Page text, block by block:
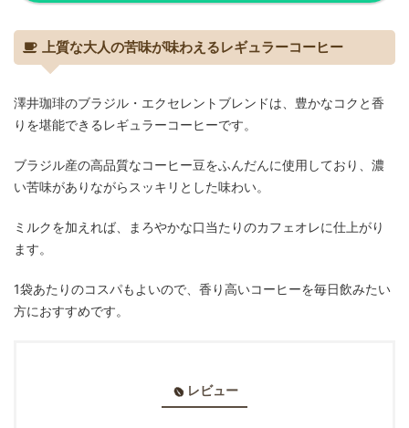
上質な大人の苦味が味わえるレギュラーコーヒー
澤井珈琲のブラジル・エクセレントブレンドは、豊かなコクと香
りを堪能できるレギュラーコーヒーです。
ブラジル産の高品質なコーヒー豆をふんだんに使用しており、濃
い苦味がありながらスッキリとした味わい。
ミルクを加えれば、まろやかな口当たりのカフェオレに仕上がり
ます。
1袋あたりのコスパもよいので、香り高いコーヒーを毎日飲みたい
方におすすめです。
レビュー